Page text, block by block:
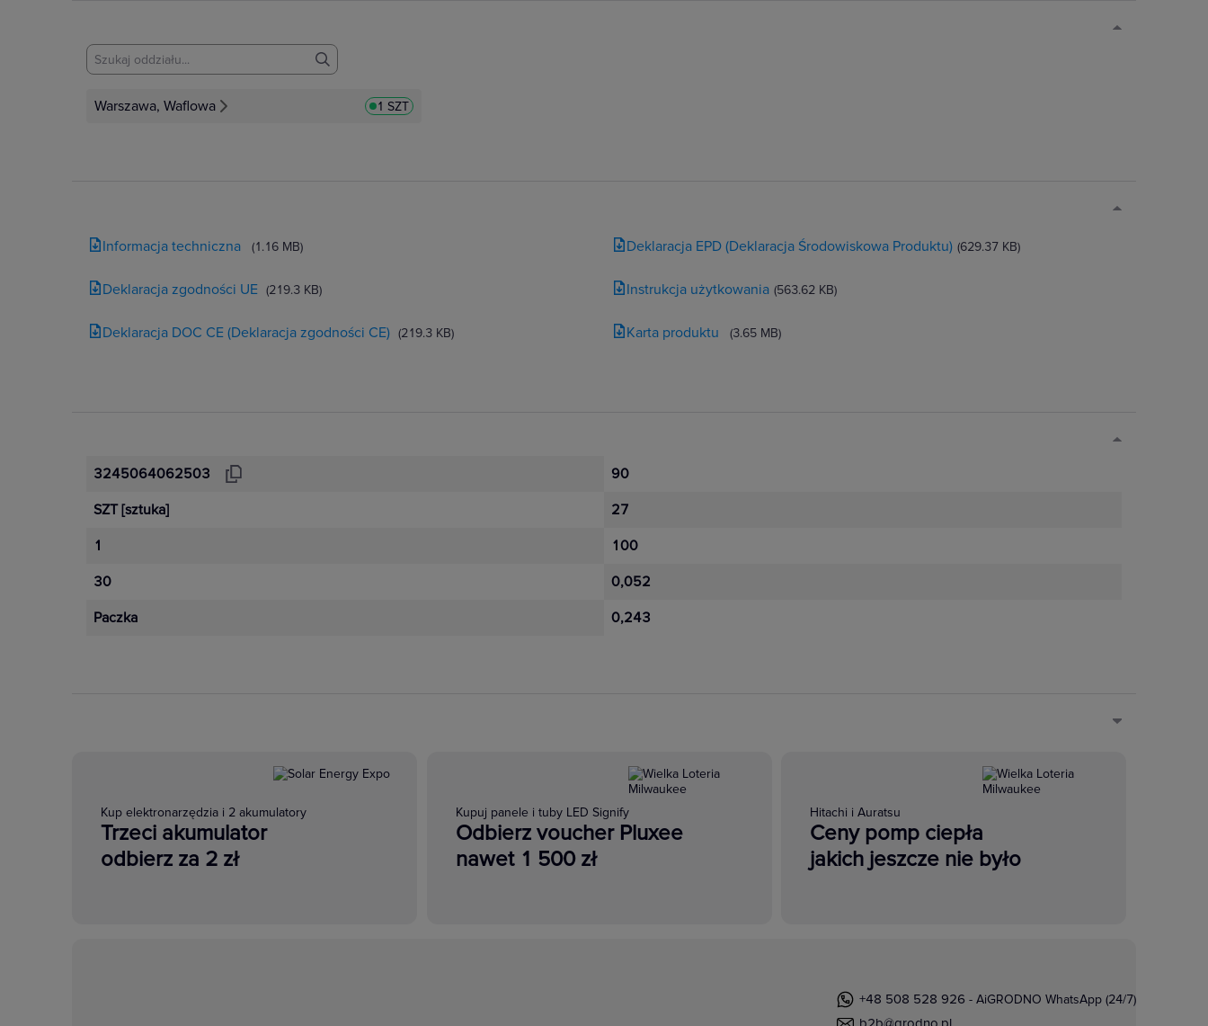
Warszawa, Waflowa 1 SZT
Informacja techniczna (1.16 MB)
Deklaracja zgodności UE (219.3 KB)
Deklaracja DOC CE (Deklaracja zgodności CE) (219.3 KB)
Deklaracja EPD (Deklaracja Środowiskowa Produktu) (629.37 KB)
Instrukcja użytkowania (563.62 KB)
Karta produktu (3.65 MB)
3245064062503
SZT [sztuka]
1
30
Paczka
90
27
100
0,052
0,243
Kup elektronarzędzia i 2 akumulatory
Trzeci akumulator
odbierz za 2 zł
Kupuj panele i tuby LED Signify
Odbierz voucher Pluxee
nawet 1 500 zł
Hitachi i Auratsu
Ceny pomp ciepła
jakich jeszcze nie było
+48 508 528 926 - AiGRODNO WhatsApp (24/7)